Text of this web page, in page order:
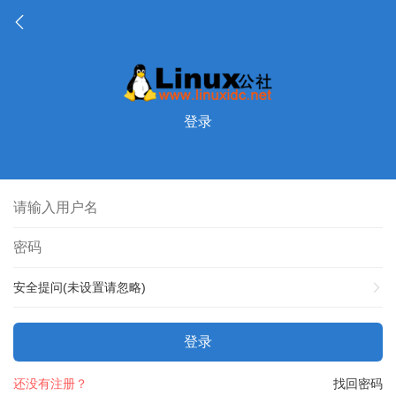
登录
安全提问(未设置请忽略)
登录
找回密码
还没有注册？